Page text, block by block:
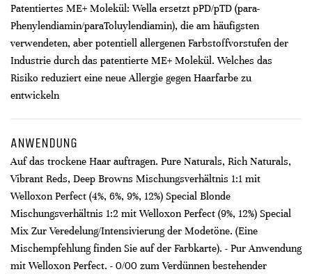
Patentiertes ME+ Molekül: Wella ersetzt pPD/pTD (para-
Phenylendiamin/paraToluylendiamin), die am häufigsten
verwendeten, aber potentiell allergenen Farbstoffvorstufen der
Industrie durch das patentierte ME+ Molekül. Welches das
Risiko reduziert eine neue Allergie gegen Haarfarbe zu
entwickeln
ANWENDUNG
Auf das trockene Haar auftragen. Pure Naturals, Rich Naturals,
Vibrant Reds, Deep Browns Mischungsverhältnis 1:1 mit
Welloxon Perfect (4%, 6%, 9%, 12%) Special Blonde
Mischungsverhältnis 1:2 mit Welloxon Perfect (9%, 12%) Special
Mix Zur Veredelung/Intensivierung der Modetöne. (Eine
Mischempfehlung finden Sie auf der Farbkarte). - Pur Anwendung
mit Welloxon Perfect. - 0/00 zum Verdünnen bestehender